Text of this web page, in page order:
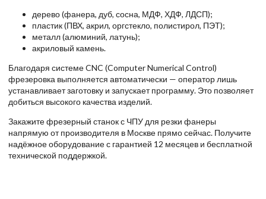
дерево (фанера, дуб, сосна, МДФ, ХДФ, ЛДСП);
пластик (ПВХ, акрил, оргстекло, полистирол, ПЭТ);
металл (алюминий, латунь);
акриловый камень.
Благодаря системе CNC (Computer Numerical Control)
фрезеровка выполняется автоматически — оператор лишь
устанавливает заготовку и запускает программу. Это позволяет
добиться высокого качества изделий.
Закажите фрезерный станок с ЧПУ для резки фанеры
напрямую от производителя в Москве прямо сейчас. Получите
надёжное оборудование с гарантией 12 месяцев и бесплатной
технической поддержкой.